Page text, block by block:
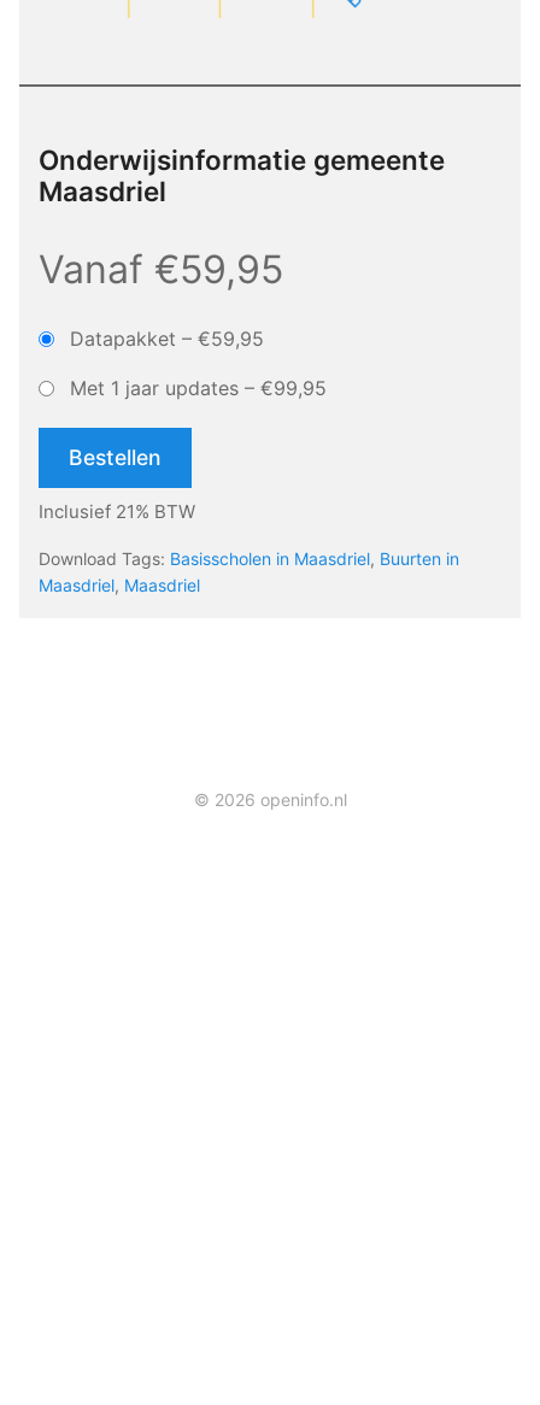
Onderwijsinformatie gemeente
Maasdriel
Vanaf €59,95
Datapakket – €59,95
Met 1 jaar updates – €99,95
Bestellen
Inclusief 21% BTW
Download Tags: Basisscholen in Maasdriel, Buurten in
Maasdriel, Maasdriel
© 2026 openinfo.nl